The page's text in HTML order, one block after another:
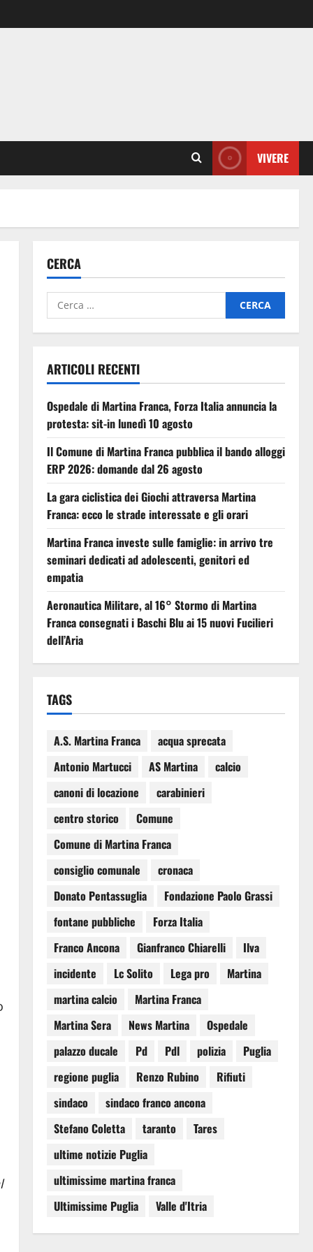
VIVERE
CERCA
ARTICOLI RECENTI
Ospedale di Martina Franca, Forza Italia annuncia la
protesta: sit-in lunedì 10 agosto
Il Comune di Martina Franca pubblica il bando alloggi
ERP 2026: domande dal 26 agosto
La gara ciclistica dei Giochi attraversa Martina
Franca: ecco le strade interessate e gli orari
Martina Franca investe sulle famiglie: in arrivo tre
seminari dedicati ad adolescenti, genitori ed
empatia
Aeronautica Militare, al 16° Stormo di Martina
Franca consegnati i Baschi Blu ai 15 nuovi Fucilieri
dell’Aria
TAGS
A.S. Martina Franca
acqua sprecata
Antonio Martucci
AS Martina
calcio
canoni di locazione
carabinieri
centro storico
Comune
Comune di Martina Franca
consiglio comunale
cronaca
Donato Pentassuglia
Fondazione Paolo Grassi
fontane pubbliche
Forza Italia
Franco Ancona
Gianfranco Chiarelli
Ilva
incidente
Lc Solito Lega pro
Martina
martina calcio
Martina Franca
Martina Sera
News Martina
Ospedale
palazzo ducale
Pd Pdl polizia
Puglia
regione puglia
Renzo Rubino
Rifiuti
sindaco
sindaco franco ancona
Stefano Coletta
taranto
Tares
ultime notizie Puglia
ultimissime martina franca
Ultimissime Puglia
Valle d'Itria